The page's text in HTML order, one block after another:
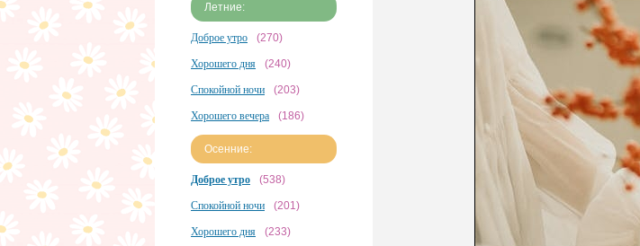
Летние:
Доброе утро (270)
Хорошего дня (240)
Спокойной ночи (203)
Хорошего вечера (186)
Осенние:
Доброе утро (538)
Спокойной ночи (201)
Хорошего дня (233)